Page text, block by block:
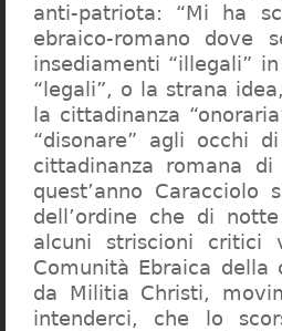
anti-patriota: “Mi ha
ebraico-romano dove
insediamenti “illegali”
“legali”, o la strana
la cittadinanza
“disonare” agli occhi
cittadinanza romana
quest’anno
dell’ordine che di
alcuni striscioni critici
Comunità Ebraica della
da Militia Christi,
intenderci, che lo